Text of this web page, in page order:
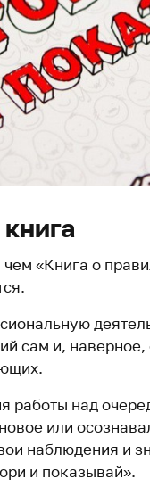
чем «Книга о
сам и,
работы над
или
наблюдения и
и показывай».